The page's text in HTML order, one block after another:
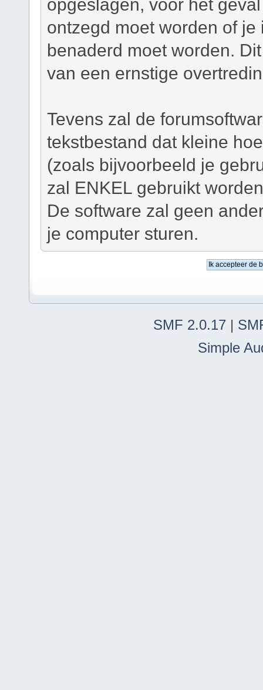
ontzegd moet worden of
benaderd moet worden.
van een ernstige
Tevens zal de
tekstbestand dat kleine
(zoals bijvoorbeeld je
zal ENKEL gebruikt
De software zal geen
je computer sturen.
SMF 2.0.17 |
Simple